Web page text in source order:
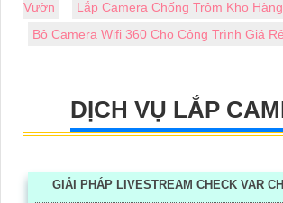
Vườn
Lắp Camera Chống Trộm Kho
Bộ Camera Wifi 360 Cho Công Trình Giá Rẻ
DỊCH VỤ LẮP
GIẢI PHÁP LIVESTREAM CHECK VAR